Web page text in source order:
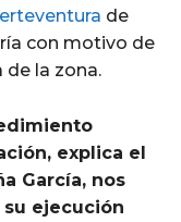
de
con motivo de
la zona.
explica el
García, nos
ejecución